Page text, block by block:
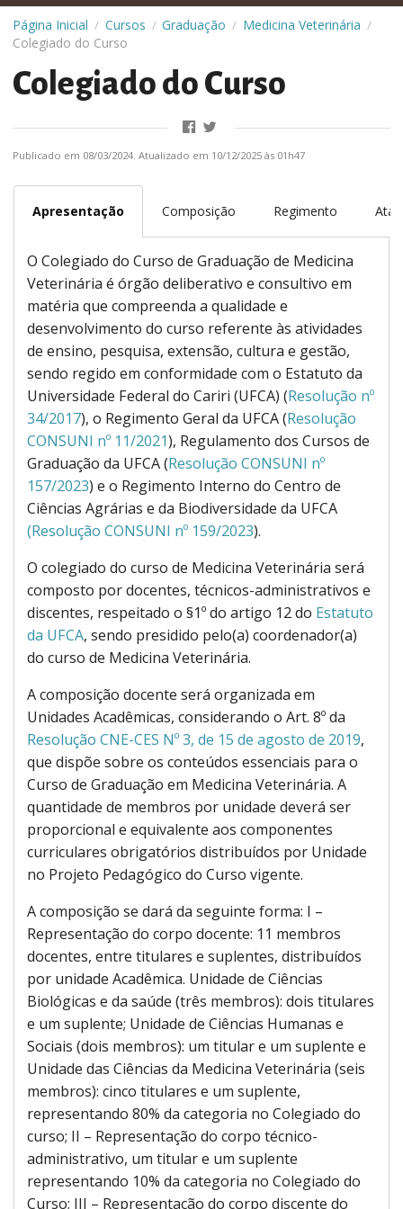
Página Inicial / Cursos / Graduação / Medicina Veterinária /
Colegiado do Curso
Colegiado do Curso
Publicado em 08/03/2024. Atualizado em 10/12/2025 às 01h47
Apresentação Composição Regimento Atas
O Colegiado do Curso de Graduação de Medicina
Veterinária é órgão deliberativo e consultivo em
matéria que compreenda a qualidade e
desenvolvimento do curso referente às atividades
de ensino, pesquisa, extensão, cultura e gestão,
sendo regido em conformidade com o Estatuto da
Universidade Federal do Cariri (UFCA) (Resolução nº
34/2017), o Regimento Geral da UFCA (Resolução
CONSUNI nº 11/2021), Regulamento dos Cursos de
Graduação da UFCA (Resolução CONSUNI nº
157/2023) e o Regimento Interno do Centro de
Ciências Agrárias e da Biodiversidade da UFCA
(Resolução CONSUNI nº 159/2023).
O colegiado do curso de Medicina Veterinária será
composto por docentes, técnicos-administrativos e
discentes, respeitado o §1º do artigo 12 do Estatuto
da UFCA, sendo presidido pelo(a) coordenador(a)
do curso de Medicina Veterinária.
A composição docente será organizada em
Unidades Acadêmicas, considerando o Art. 8º da
Resolução CNE-CES Nº 3, de 15 de agosto de 2019,
que dispõe sobre os conteúdos essenciais para o
Curso de Graduação em Medicina Veterinária. A
quantidade de membros por unidade deverá ser
proporcional e equivalente aos componentes
curriculares obrigatórios distribuídos por Unidade
no Projeto Pedagógico do Curso vigente.
A composição se dará da seguinte forma: I –
Representação do corpo docente: 11 membros
docentes, entre titulares e suplentes, distribuídos
por unidade Acadêmica. Unidade de Ciências
Biológicas e da saúde (três membros): dois titulares
e um suplente; Unidade de Ciências Humanas e
Sociais (dois membros): um titular e um suplente e
Unidade das Ciências da Medicina Veterinária (seis
membros): cinco titulares e um suplente,
representando 80% da categoria no Colegiado do
curso; II – Representação do corpo técnico-
administrativo, um titular e um suplente
representando 10% da categoria no Colegiado do
Curso; III – Representação do corpo discente do